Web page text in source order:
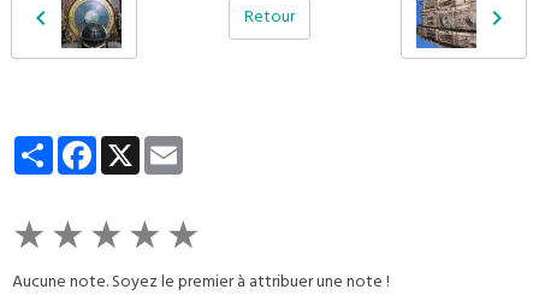
Retour
PartagerFacebook
X
★★★★★
Aucune note. Soyez le premier à attribuer une note !